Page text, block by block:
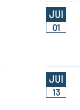
JUI
01
JUI
13